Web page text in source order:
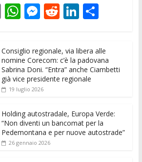
E
l
W
at
s
A
p
M
e
n
g
R
di
t
Li
k
e
dI
C
n
di
vi
Consiglio regionale, via libera alle
nomine Corecom: c’è la padovana
Sabrina Doni. “Entra” anche Ciambetti
già vice presidente regionale
19 luglio 2026
Holding autostradale, Europa Verde:
“Non diventi un bancomat per la
Pedemontana e per nuove autostrade”
26 gennaio 2026